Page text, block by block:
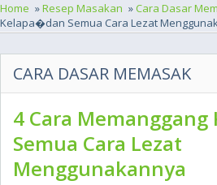
Home »Resep Masakan »Cara Dasar
Kelapa�dan Semua Cara Lezat
CARA DASAR MEMASAK
4 Cara
Semua Cara Lezat
Menggunakannya